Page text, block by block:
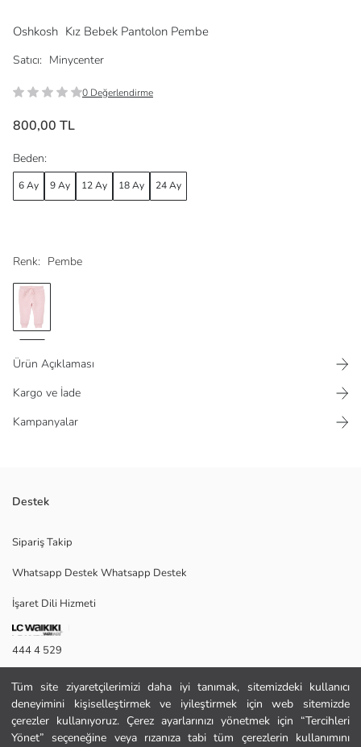
Tüm site ziyaretçilerimizi daha iyi tanımak, sitemizdeki kullanıcı
deneyimini kişiselleştirmek ve iyileştirmek için web sitemizde
çerezler kullanıyoruz. Çerez ayarlarınızı yönetmek için “Tercihleri
Yönet” seçeneğine veya rızanıza tabi tüm çerezlerin kullanımını
Oshkosh Kız Bebek Pantolon Pembe
Satıcı: Minycenter
0 Değerlendirme
800,00 TL
Renk: Pembe
Beden:
6 Ay 9 Ay 12 Ay 18 Ay 24 Ay
Ürün Açıklaması
Kargo ve İade
Kampanyalar
pamuk, %20 polyesterdir. İthaldir. Makinede yıkanabilir.
Satıcı:
Marka:
Cinsiyet:
Desen:
Paça Fiti:
Bel Fiti:
Malzeme:
Destek
Sipariş Takip
Whatsapp Destek Whatsapp Destek
İşaret Dili Hizmeti
444 4 529
İletişim Formu
444 4 529